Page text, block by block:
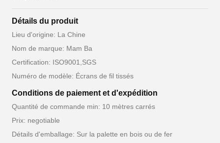
Détails du produit
Lieu d'origine: La Chine
Nom de marque: Mam Ba
Certification: ISO9001,SGS
Numéro de modèle: Écrans de fil tissés
Conditions de paiement et d'expédition
Quantité de commande min: 10 mètres carrés
Prix: negotiable
Détails d'emballage: Sur la palette en bois ou de fer